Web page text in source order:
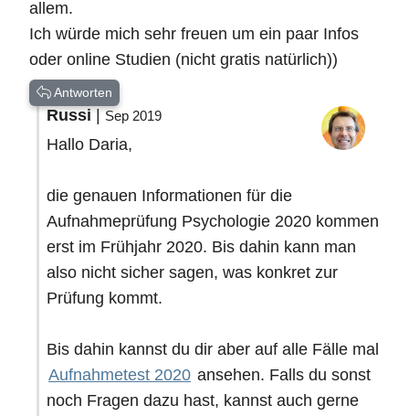
allem.
Ich würde mich sehr freuen um ein paar Infos
oder online Studien (nicht gratis natürlich))
Antworten
Russi|Sep 2019
Hallo Daria,
die genauen Informationen für die
Aufnahmeprüfung Psychologie 2020 kommen
erst im Frühjahr 2020. Bis dahin kann man
also nicht sicher sagen, was konkret zur
Prüfung kommt.
Bis dahin kannst du dir aber auf alle Fälle mal
Aufnahmetest 2020 ansehen. Falls du sonst
noch Fragen dazu hast, kannst auch gerne